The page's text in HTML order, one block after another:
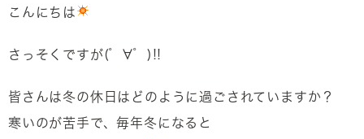
こんにちは
さっそくですが(゜∀゜)!!
皆さんは冬の休日はどのように過ごされていますか？
寒いのが苦手で、毎年冬になると